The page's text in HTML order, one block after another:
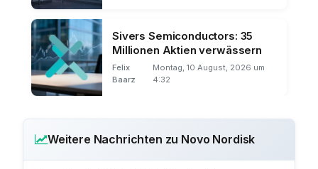
Sivers Semiconductors: 35
Millionen Aktien verwässern
Felix
Baarz
Montag, 10 August, 2026 um
4:32
Weitere Nachrichten zu Novo Nordisk